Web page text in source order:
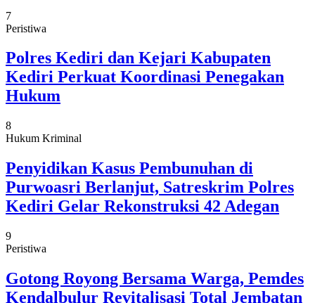
7
Peristiwa
Polres Kediri dan Kejari Kabupaten
Kediri Perkuat Koordinasi Penegakan
Hukum
8
Hukum Kriminal
Penyidikan Kasus Pembunuhan di
Purwoasri Berlanjut, Satreskrim Polres
Kediri Gelar Rekonstruksi 42 Adegan
9
Peristiwa
Gotong Royong Bersama Warga, Pemdes
Kendalbulur Revitalisasi Total Jembatan